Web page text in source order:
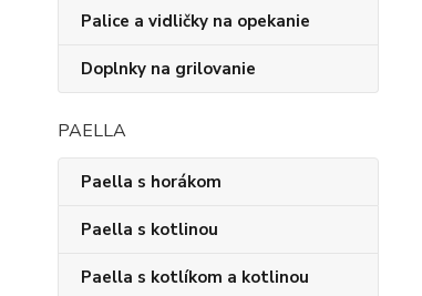
Palice a vidličky na opekanie
Doplnky na grilovanie
PAELLA
Paella s horákom
Paella s kotlinou
Paella s kotlíkom a kotlinou